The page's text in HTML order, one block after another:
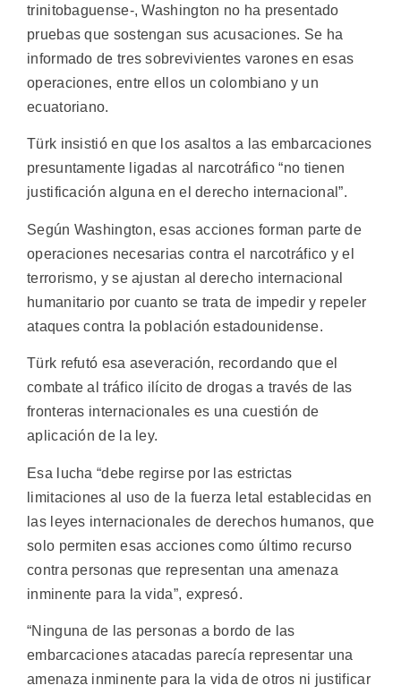
trinitobaguense-, Washington no ha presentado
pruebas que sostengan sus acusaciones. Se ha
informado de tres sobrevivientes varones en esas
operaciones, entre ellos un colombiano y un
ecuatoriano.
Türk insistió en que los asaltos a las embarcaciones
presuntamente ligadas al narcotráfico “no tienen
justificación alguna en el derecho internacional”.
Según Washington, esas acciones forman parte de
operaciones necesarias contra el narcotráfico y el
terrorismo, y se ajustan al derecho internacional
humanitario por cuanto se trata de impedir y repeler
ataques contra la población estadounidense.
Türk refutó esa aseveración, recordando que el
combate al tráfico ilícito de drogas a través de las
fronteras internacionales es una cuestión de
aplicación de la ley.
Esa lucha “debe regirse por las estrictas
limitaciones al uso de la fuerza letal establecidas en
las leyes internacionales de derechos humanos, que
solo permiten esas acciones como último recurso
contra personas que representan una amenaza
inminente para la vida”, expresó.
“Ninguna de las personas a bordo de las
embarcaciones atacadas parecía representar una
amenaza inminente para la vida de otros ni justificar